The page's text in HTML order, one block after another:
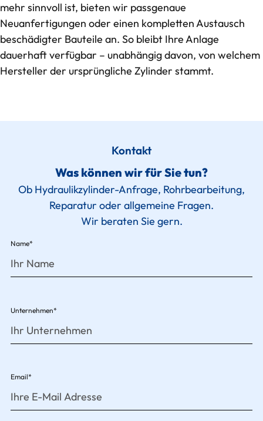
mehr sinnvoll ist, bieten wir passgenaue
Neuanfertigungen oder einen kompletten Austausch
beschädigter Bauteile an. So bleibt Ihre Anlage
dauerhaft verfügbar – unabhängig davon, von welchem
Hersteller der ursprüngliche Zylinder stammt.
Kontakt
Was können wir für Sie tun?
Ob Hydraulikzylinder-Anfrage, Rohrbearbeitung,
Reparatur oder allgemeine Fragen.
Wir beraten Sie gern.
Name*
Unternehmen*
Email*